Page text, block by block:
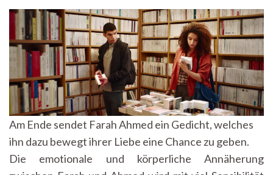
Am Ende sendet Farah Ahmed ein Gedicht, welches
ihn dazu bewegt ihrer Liebe eine Chance zu geben.
Die emotionale und körperliche Annäherung